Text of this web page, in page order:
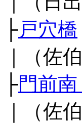
├戸穴橋
｜（佐
├門前
｜（佐